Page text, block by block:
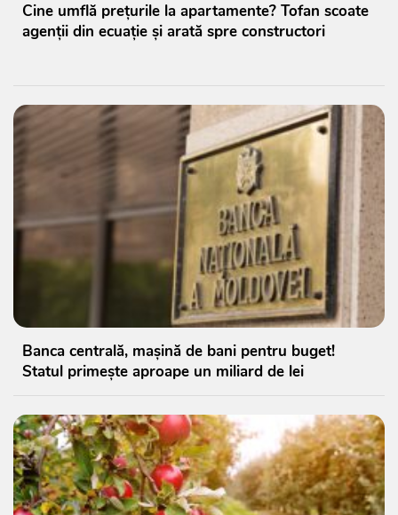
Cine umflă prețurile la apartamente? Tofan scoate
agenții din ecuație și arată spre constructori
Banca centrală, mașină de bani pentru buget!
Statul primește aproape un miliard de lei